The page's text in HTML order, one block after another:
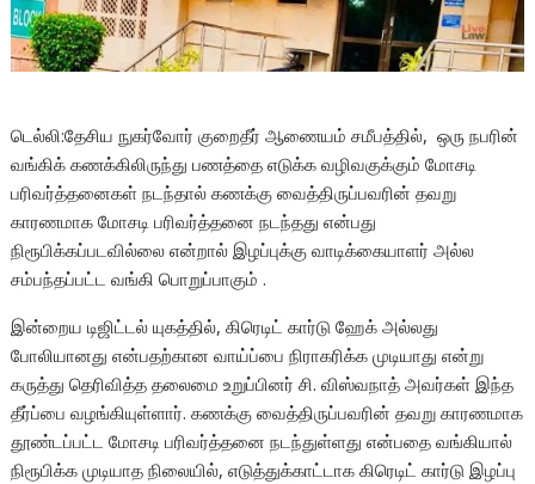
டெல்லி:தேசிய நுகர்வோர் குறைதீர் ஆணையம் சமீபத்தில், ஒரு நபரின்
வங்கிக் கணக்கிலிருந்து பணத்தை எடுக்க வழிவகுக்கும் மோசடி
பரிவர்த்தனைகள் நடந்தால் கணக்கு வைத்திருப்பவரின் தவறு
காரணமாக மோசடி பரிவர்த்தனை நடந்தது என்பது
நிரூபிக்கப்படவில்லை என்றால் இழப்புக்கு வாடிக்கையாளர் அல்ல
சம்பந்தப்பட்ட வங்கி பொறுப்பாகும் .
இன்றைய டிஜிட்டல் யுகத்தில், கிரெடிட் கார்டு ஹேக் அல்லது
போலியானது என்பதற்கான வாய்ப்பை நிராகரிக்க முடியாது என்று
கருத்து தெரிவித்த தலைமை உறுப்பினர் சி. விஸ்வநாத் அவர்கள் இந்த
தீர்ப்பை வழங்கியுள்ளார். கணக்கு வைத்திருப்பவரின் தவறு காரணமாக
தூண்டப்பட்ட மோசடி பரிவர்த்தனை நடந்துள்ளது என்பதை வங்கியால்
நிரூபிக்க முடியாத நிலையில், எடுத்துக்காட்டாக கிரெடிட் கார்டு இழப்பு